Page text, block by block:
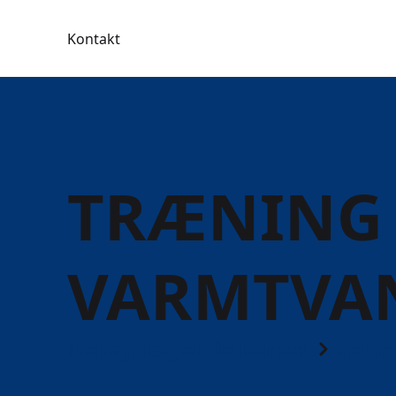
Kontakt